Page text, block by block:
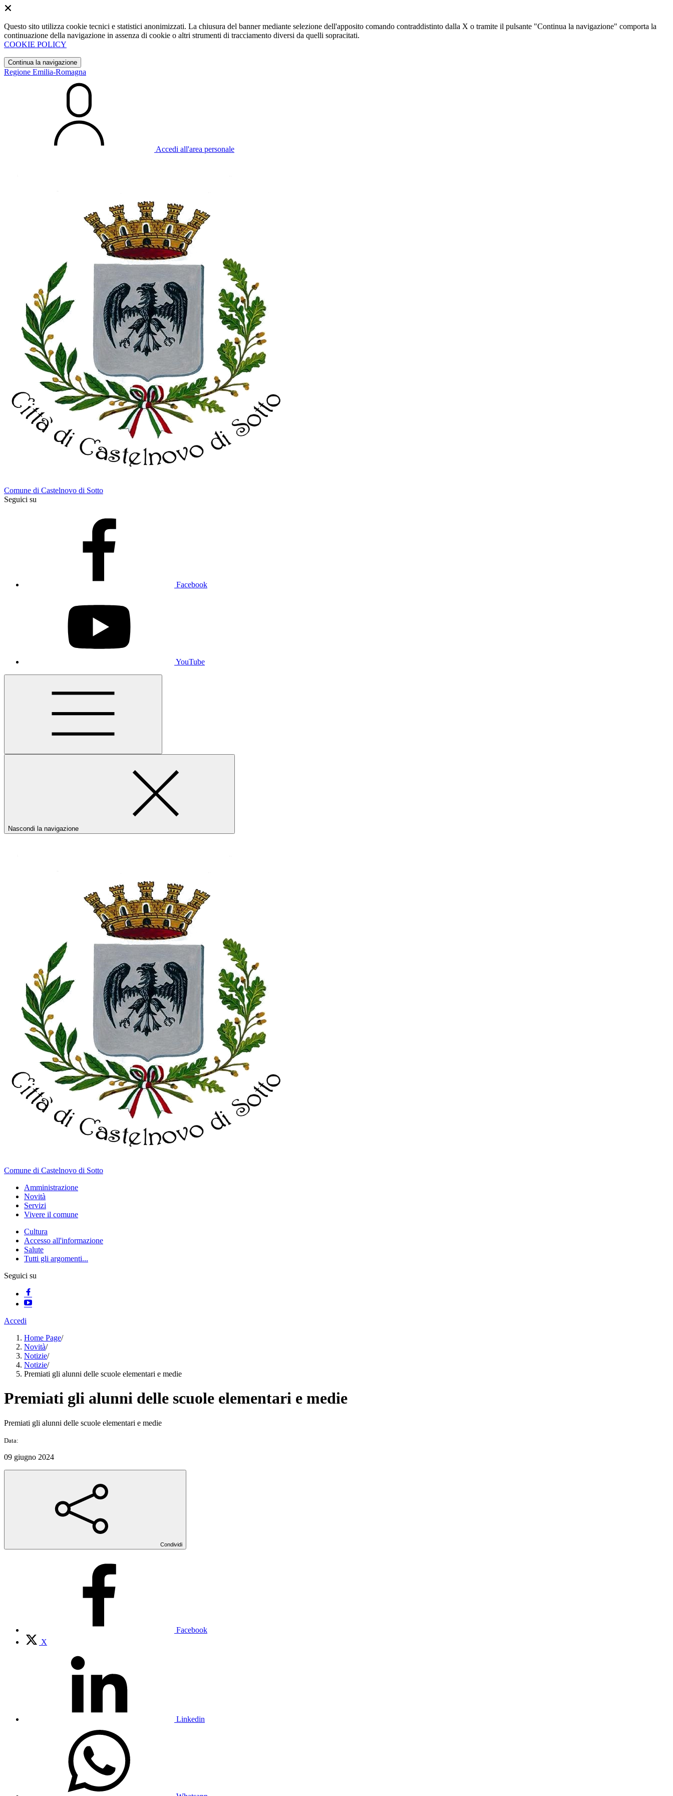
Questo sito utilizza cookie tecnici e statistici anonimizzati. La chiusura del banner mediante selezione dell'apposito comando contraddistinto dalla X o tramite il pulsante "Continua la navigazione" comporta la
continuazione della navigazione in assenza di cookie o altri strumenti di tracciamento diversi da quelli sopracitati.
COOKIE POLICY
Continua la navigazione
Regione Emilia-Romagna
Accedi all'area personale
Comune di Castelnovo di Sotto
Seguici su
Facebook
YouTube
Nascondi la navigazione
Comune di Castelnovo di Sotto
Amministrazione
Novità
Servizi
Vivere il comune
Cultura
Accesso all'informazione
Salute
Tutti gli argomenti...
Seguici su
Accedi
Home Page/
Novità/
Notizie/
Notizie/
Premiati gli alunni delle scuole elementari e medie
Premiati gli alunni delle scuole elementari e medie
Premiati gli alunni delle scuole elementari e medie
Data:
09 giugno 2024
Condividi
Facebook
X
Linkedin